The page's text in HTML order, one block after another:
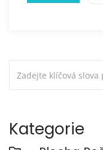
Kategorie